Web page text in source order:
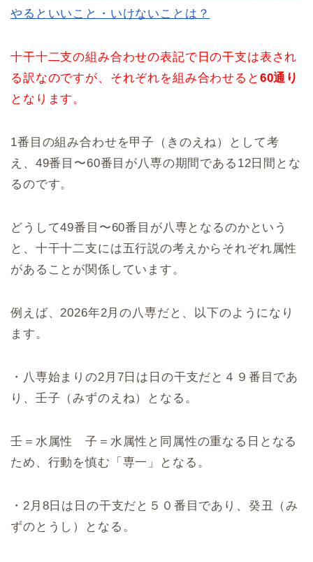
やるといいこと・いけないことは？
十干十二支の組み合わせの表記で日の干支は表され
る訳なのですが、それぞれを組み合わせると 60通り
となります。
1番目の組み合わせを甲子（きのえね）として考
え、49番目〜60番目が八専の期間である12日間とな
るのです。
どうして49番目〜60番目が八専となるのかという
と、十干十二支には五行説の考えからそれぞれ属性
があることが関係しています。
例えば、2026年2月の八専だと、以下のようになり
ます。
・八専始まりの2月7日は日の干支だと４９番目であ
り、壬子（みずのえね）となる。
壬＝水属性 子＝水属性と同属性の重なる日となる
ため、行動を慎む「専一」となる。
・2月8日は日の干支だと５０番目であり、癸丑（み
ずのとうし）となる。